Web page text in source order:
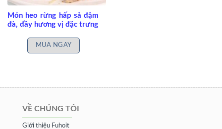
Món heo rừng hấp sả đậm
đà, đầy hương vị đặc trưng
MUA NGAY
VỀ CHÚNG TÔI
Giới thiệu Fuhoit